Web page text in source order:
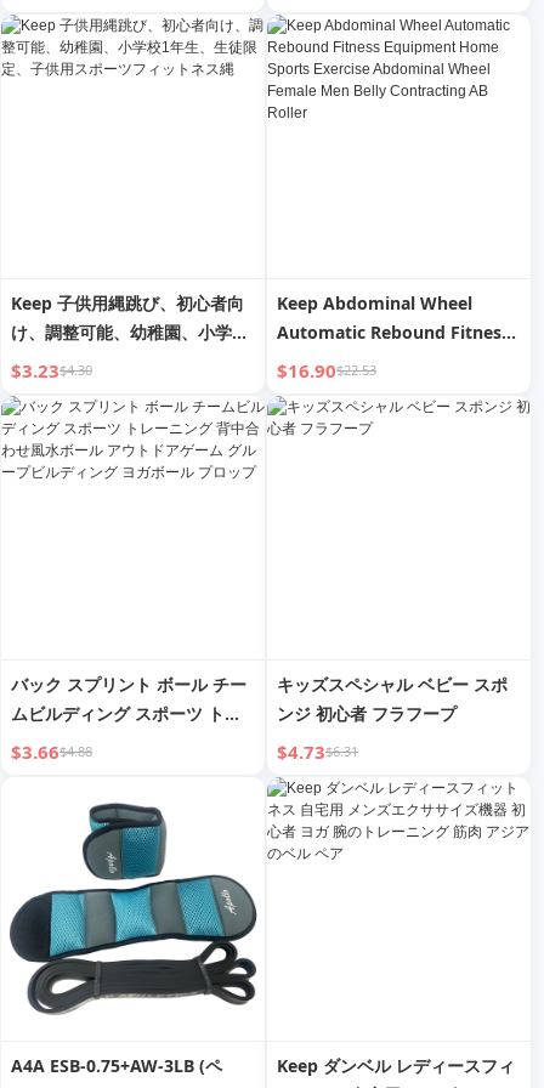
ンショルダー 美背筋力トレーニ
ング ストレッチ スポーツ レジ
スタンスバンド
スベルト ランニングウエストバ
ンド お腹引き締め
Keep 子供用縄跳び、初心者向
け、調整可能、幼稚園、小学校
1年生、生徒限定、子供用スポ
ーツフィットネス縄
$3.23$4.30
Keep Abdominal Wheel
Automatic Rebound Fitness
Equipment Home Sports
Exercise Abdominal Wheel
Female Men Belly
$16.90$22.53
バック スプリント ボール チー
ムビルディング スポーツ トレ
ーニング 背中合わせ風水ボール
ディング ヨガボール プロップ
$3.66$4.88
キッズスペシャル ベビー スポ
ンジ 初心者 フラフープ
$4.73$6.31
A4A ESB-0.75+AW-3LB (ペ
Keep ダンベル レディースフィ